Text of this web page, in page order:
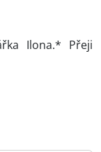
Ilona.* Přeji